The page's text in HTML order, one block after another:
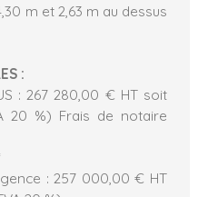
m et 2,63 m au dessus
:
: 267 280,00 € HT soit
20 %) Frais de notaire
: 257 000,00 € HT